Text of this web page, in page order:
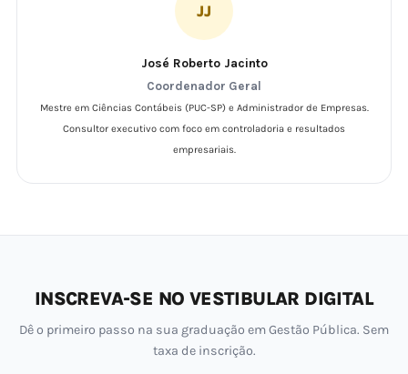
JJ
José Roberto Jacinto
Coordenador Geral
Mestre em Ciências Contábeis (PUC-SP) e Administrador de Empresas.
Consultor executivo com foco em controladoria e resultados
empresariais.
INSCREVA-SE NO VESTIBULAR DIGITAL
Dê o primeiro passo na sua graduação em Gestão Pública. Sem
taxa de inscrição.